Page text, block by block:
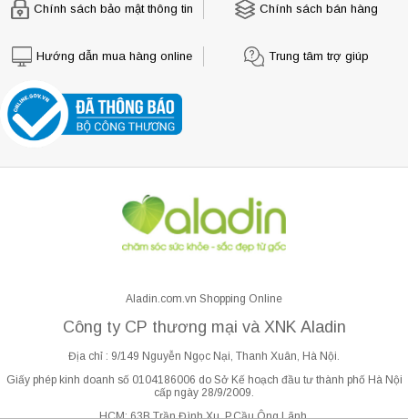
Chính sách bảo mật thông tin Chính sách bán hàng
Hướng dẫn mua hàng online Trung tâm trợ giúp
Aladin.com.vn Shopping Online
Công ty CP thương mại và XNK Aladin
Địa chỉ : 9/149 Nguyễn Ngọc Nại, Thanh Xuân, Hà Nội.
Giấy phép kinh doanh số 0104186006 do Sở Kế hoạch đầu tư thành phố Hà Nội
cấp ngày 28/9/2009.